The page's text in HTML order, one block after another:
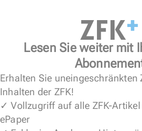
Lesen Sie weiter mit
Erhalten Sie uneingeschränkten
Inhalten der ZFK!
✓ Vollzugriff auf alle ZFK-
ePaper